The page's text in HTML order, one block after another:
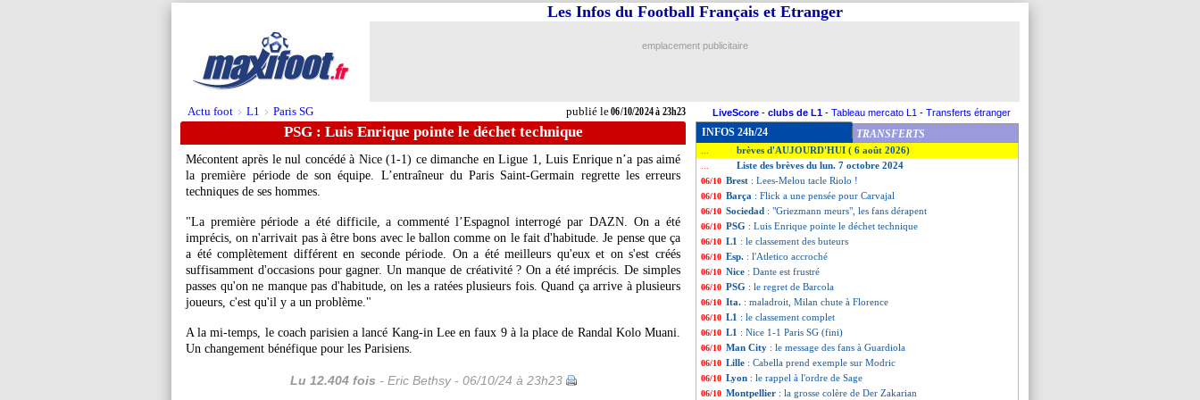
Actu foot > L1 > Paris SG publié le06/10/2024 à 23h23
Les Infos du Football Français et Etranger
emplacement publicitaire
LiveScore - clubs de L1 - Tableau mercato L1 - Transferts étranger
PSG : Luis Enrique pointe le déchet technique
Mécontent après le nul concédé à Nice (1-1) ce dimanche en Ligue 1, Luis Enrique n’a pas aimé
la première période de son équipe. L’entraîneur du Paris Saint-Germain regrette les erreurs
techniques de ses hommes.
"La première période a été difficile, a commenté l’Espagnol interrogé par DAZN. On a été
imprécis, on n'arrivait pas à être bons avec le ballon comme on le fait d'habitude. Je pense que ça
a été complètement différent en seconde période. On a été meilleurs qu'eux et on s'est créés
suffisamment d'occasions pour gagner. Un manque de créativité ? On a été imprécis. De simples
passes qu'on ne manque pas d'habitude, on les a ratées plusieurs fois. Quand ça arrive à plusieurs
joueurs, c'est qu'il y a un problème."
A la mi-temps, le coach parisien a lancé Kang-in Lee en faux 9 à la place de Randal Kolo Muani.
Un changement bénéfique pour les Parisiens.
Lu 12.404 fois - Eric Bethsy - 06/10/24 à 23h23
INFOS 24h/24 TRANSFERTS
brèves d'AUJOURD'HUI ( 6 août 2026)
Liste des brèves du lun. 7 octobre 2024
06/10 Brest : Lees-Melou tacle Riolo !
06/10 Barça : Flick a une pensée pour Carvajal
06/10 Sociedad : "Griezmann meurs", les fans dérapent
06/10 PSG : Luis Enrique pointe le déchet technique
06/10 L1 : le classement des buteurs
06/10 Esp. : l'Atletico accroché
06/10 Nice : Dante est frustré
06/10 PSG : le regret de Barcola
06/10 Ita. : maladroit, Milan chute à Florence
06/10 L1 : le classement complet
06/10 L1 : Nice 1-1 Paris SG (fini)
06/10 Man City : le message des fans à Guardiola
06/10 Lille : Cabella prend exemple sur Modric
06/10 Lyon : le rappel à l'ordre de Sage
06/10 Montpellier : la grosse colère de Der Zakarian